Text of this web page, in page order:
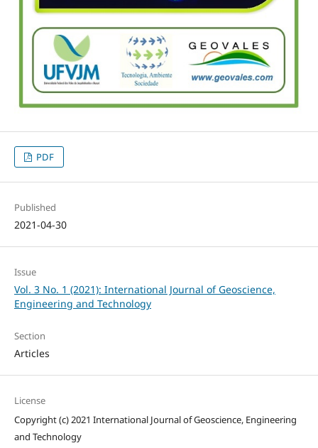
PDF
Published
2021-04-30
Issue
Vol. 3 No. 1 (2021): International Journal of Geoscience,
Engineering and Technology
Section
Articles
License
Copyright (c) 2021 International Journal of Geoscience, Engineering
and Technology